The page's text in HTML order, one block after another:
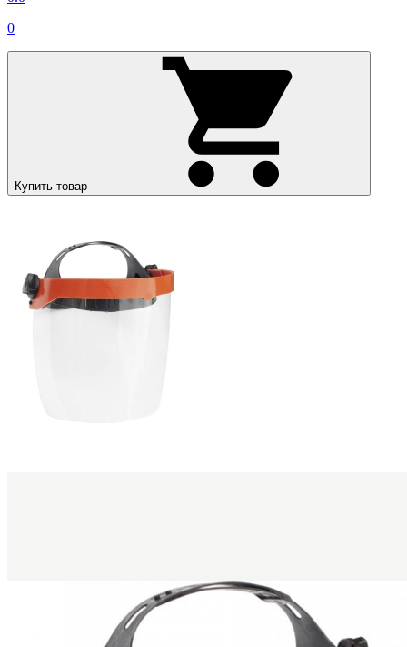
0
Купить товар